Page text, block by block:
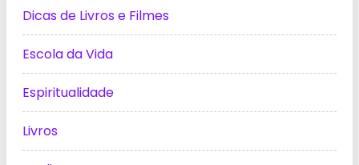
Dicas de Livros e Filmes
Escola da Vida
Espiritualidade
Livros